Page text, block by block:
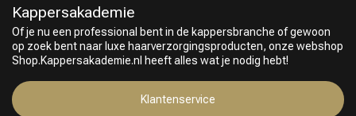
Kappersakademie
Of je nu een professional bent in de kappersbranche of gewoon
op zoek bent naar luxe haarverzorgingsproducten, onze webshop
Shop.Kappersakademie.nl heeft alles wat je nodig hebt!
Klantenservice